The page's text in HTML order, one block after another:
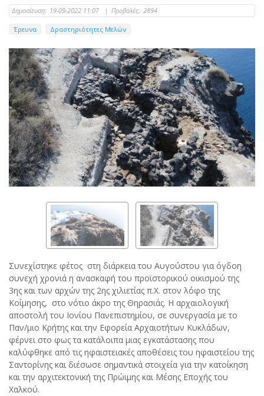
Δημοσίευση: 19-09-2022 11:07 | Προβολές: 2894
Έρευνα Δραστηριότητες Μελών
Συνεχίστηκε φέτος στη διάρκεια του Αυγούστου για όγδοη
συνεχή χρονιά η ανασκαφή του προϊστορικού οικισμού της
3ης και των αρχών της 2ης χιλιετίας π.Χ. στον λόφο της
Κοίμησης, στο νότιο άκρο της Θηρασιάς. Η αρχαιολογική
αποστολή του Ιονίου Πανεπιστημίου, σε συνεργασία με το
Παν/μιο Κρήτης και την Εφορεία Αρχαιοτήτων Κυκλάδων,
φέρνει στο φως τα κατάλοιπα μιας εγκατάστασης που
καλύφθηκε από τις ηφαιστειακές αποθέσεις του ηφαιστείου της
Σαντορίνης και διέσωσε σημαντικά στοιχεία για την κατοίκηση
και την αρχιτεκτονική της Πρώιμης και Μέσης Εποχής του
Χαλκού.